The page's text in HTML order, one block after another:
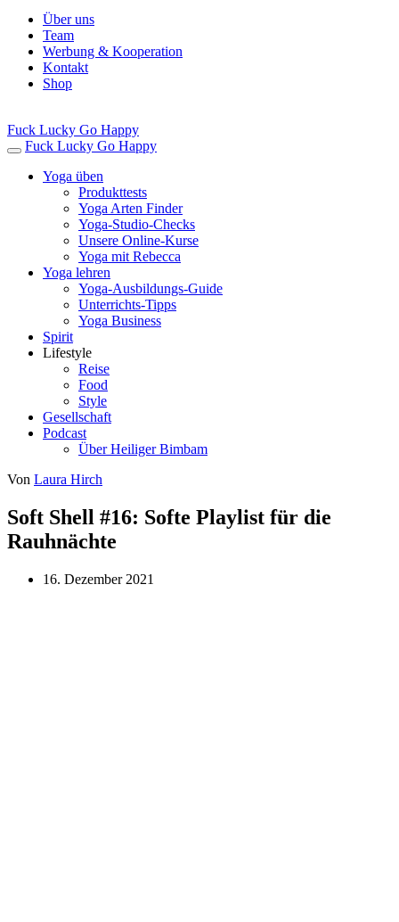
Über uns
Team
Werbung & Kooperation
Kontakt
Shop
Fuck Lucky Go Happy
Fuck Lucky Go Happy
Yoga üben
Produkttests
Yoga Arten Finder
Yoga-Studio-Checks
Unsere Online-Kurse
Yoga mit Rebecca
Yoga lehren
Yoga-Ausbildungs-Guide
Unterrichts-Tipps
Yoga Business
Spirit
Lifestyle
Reise
Food
Style
Gesellschaft
Podcast
Über Heiliger Bimbam
Von Laura Hirch
Soft Shell #16: Softe Playlist für die
Rauhnächte
16. Dezember 2021